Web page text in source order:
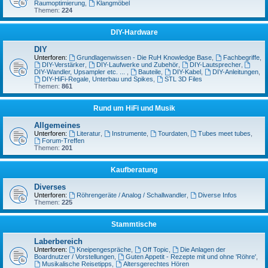
Raumoptimierung
Klangmöbel
Themen: 224
DIY-Hardware
DIY
Unterforen: Grundlagenwissen - Die RuH Knowledge Base, Fachbegriffe,
DIY-Verstärker, DIY-Laufwerke und Zubehör, DIY-Lautsprecher,
DIY-Wandler, Upsampler etc. ...
Bauteile, DIY-Kabel, DIY-Anleitungen,
DIY-HiFi-Regale, Unterbau und Spikes
STL 3D Files
Themen: 861
Rund um HiFi und Musik
Allgemeines
Unterforen: Literatur, Instrumente, Tourdaten, Tubes meet tubes
Forum-Treffen
Themen: 201
Kaufberatung
Diverses
Unterforen: Röhrengeräte / Analog / Schallwandler,
Diverse Infos
Themen: 225
Stammtische
Laberbereich
Unterforen: Kneipengespräche, Off Topic
Die Anlagen der
Boardnutzer / Vorstellungen
Guten Appetit - Rezepte mit und ohne 'Röhre',
Musikalische Reisetipps
Altersgerechtes Hören